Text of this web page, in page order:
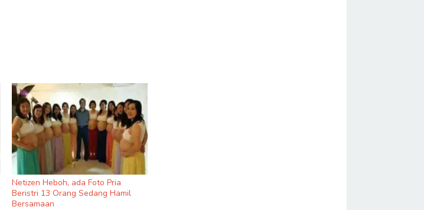
Netizen Heboh, ada Foto Pria
Beristri 13 Orang Sedang Hamil
Bersamaan